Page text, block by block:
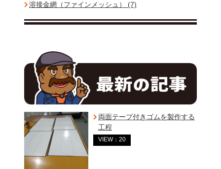
溶接金網（ファインメッシュ） (7)
両面テープ付きゴムを製作する
工程
VIEW：20